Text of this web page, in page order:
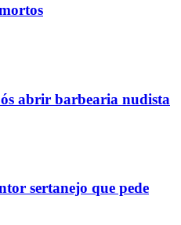
abrir barbearia nudista
sertanejo que pede